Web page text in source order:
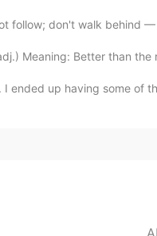
y me encanté
y me encanté
follow; don't walk behind
Meaning: Better than the
ended up having some of